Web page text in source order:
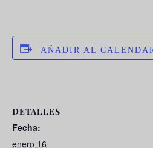
AÑADIR AL
DETALLES
Fecha:
enero 16